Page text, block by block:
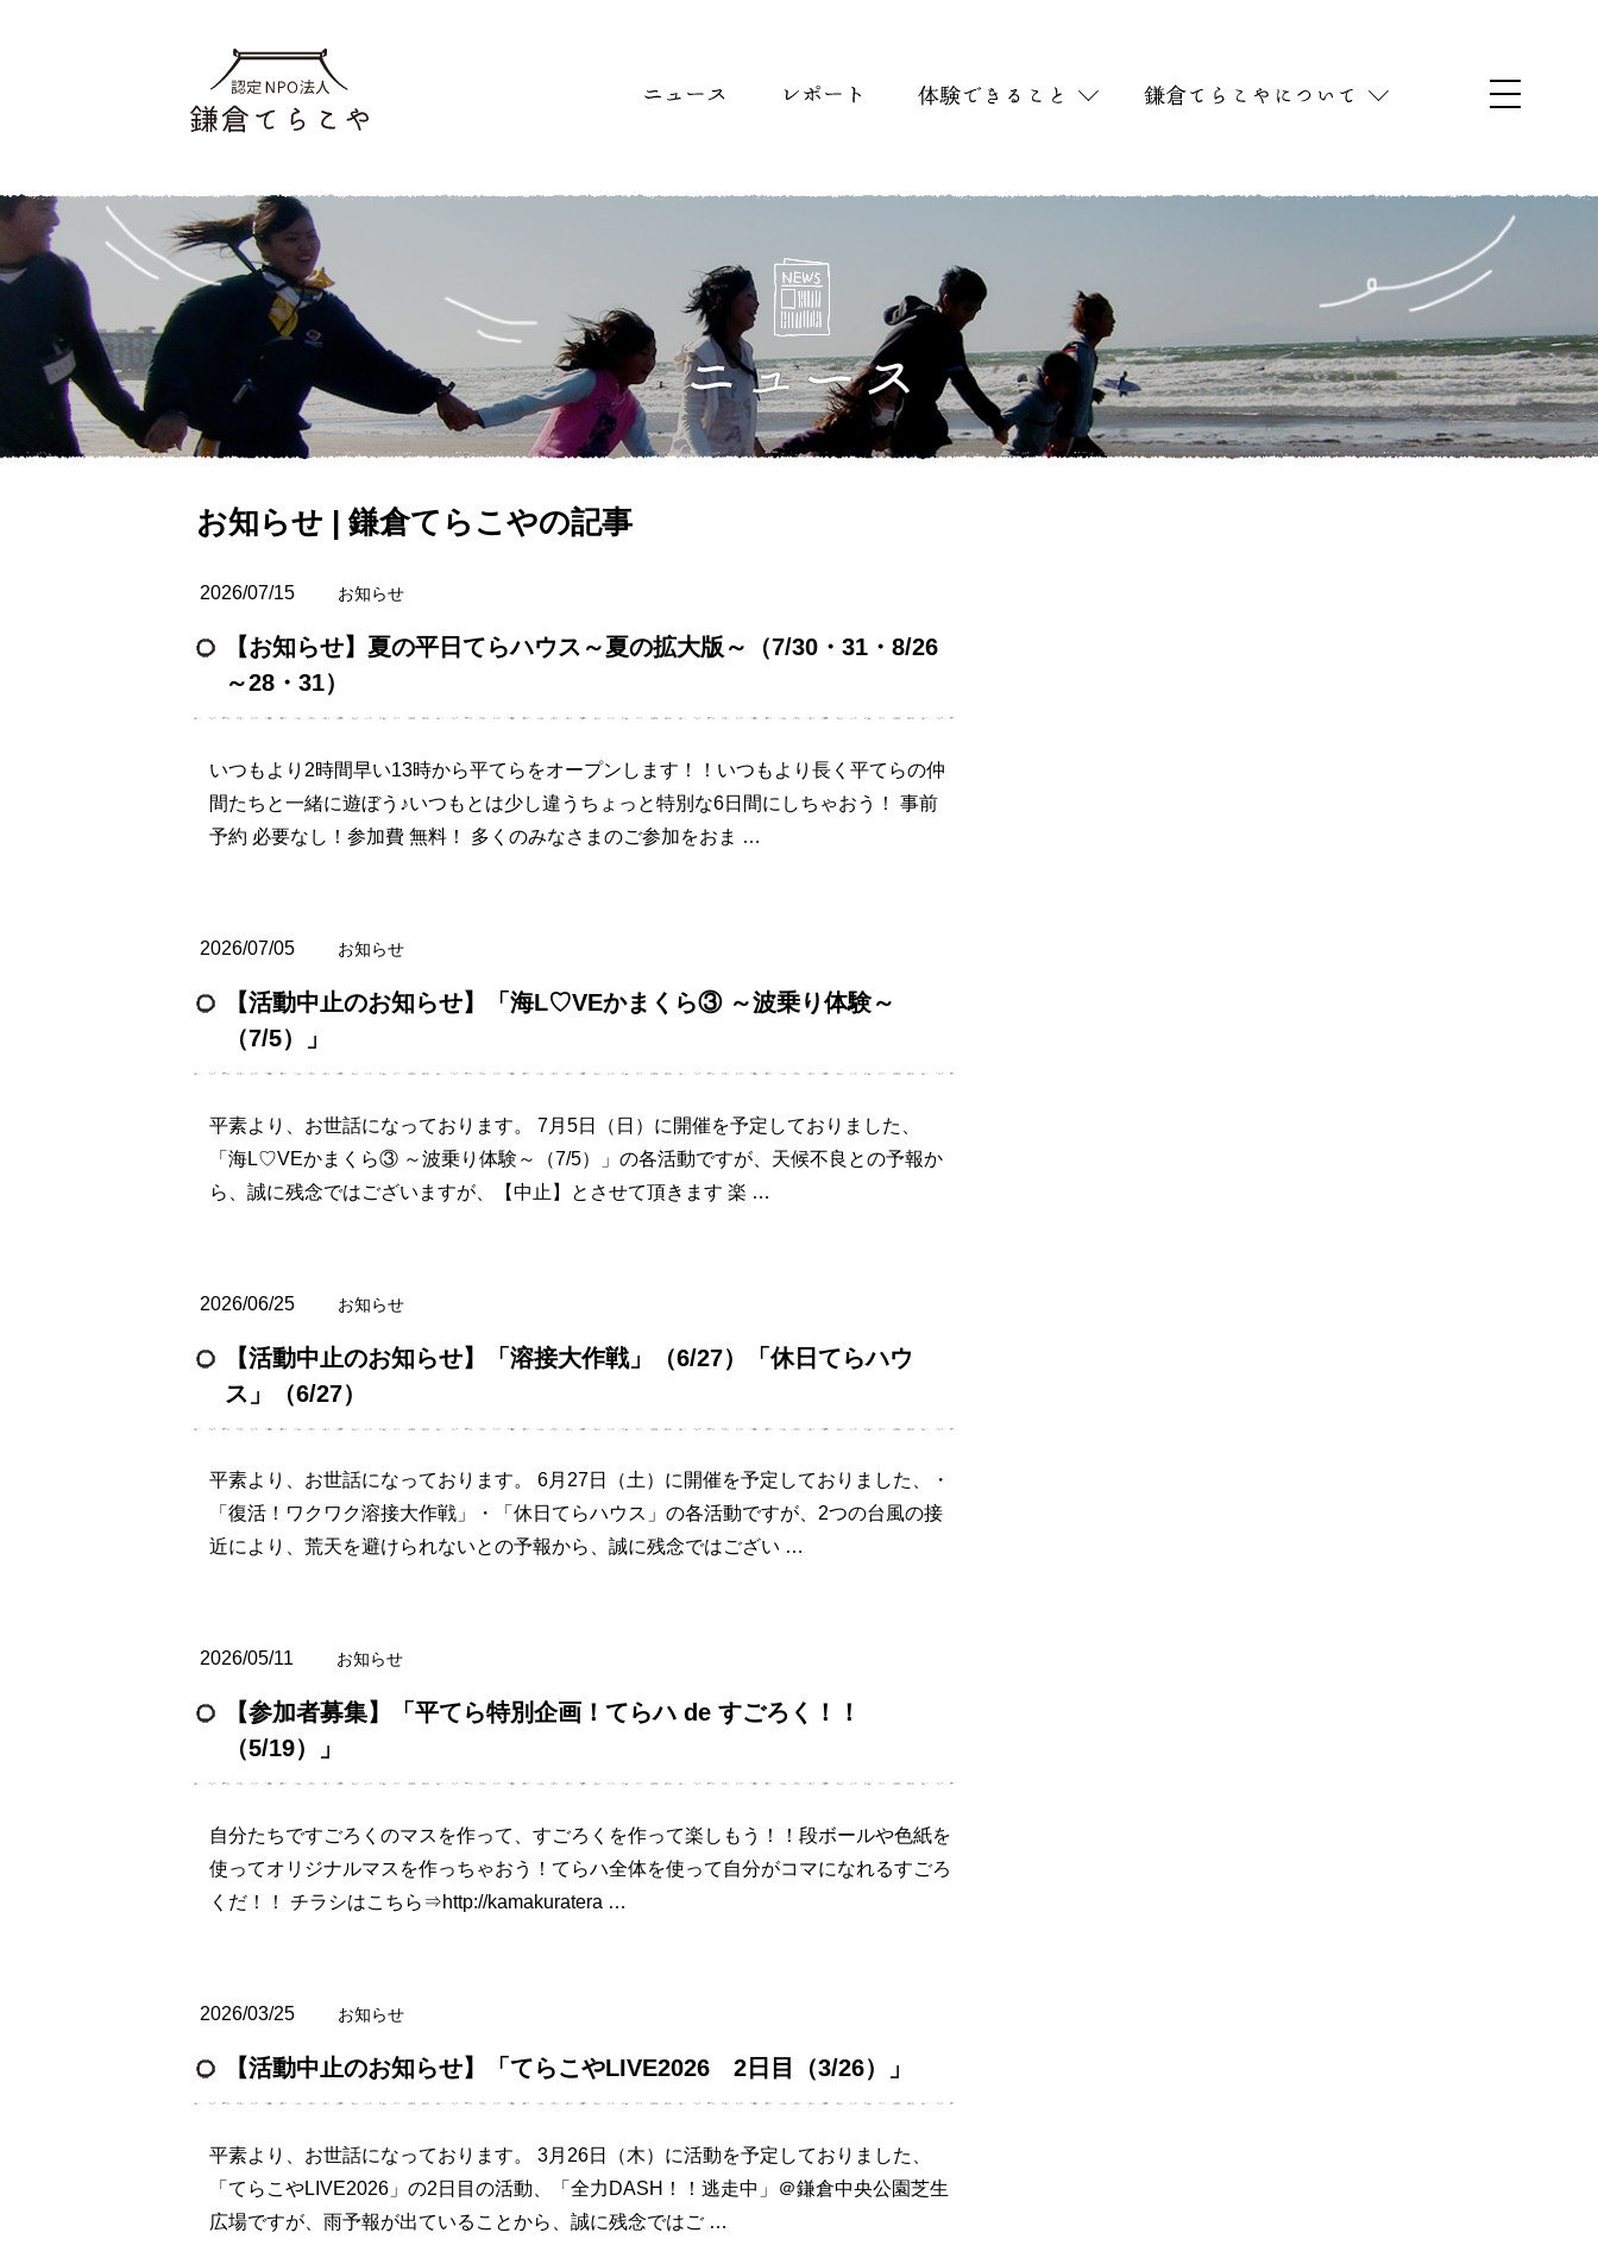
お知らせ | 鎌倉てらこやの記事
2026/07/15 お知らせ
【お知らせ】夏の平日てらハウス～夏の拡大版～（7/30・31・8/26
～28・31）
いつもより2時間早い13時から平てらをオープンします！！いつもより長く平てらの仲
間たちと一緒に遊ぼう♪いつもとは少し違うちょっと特別な6日間にしちゃおう！ 事前
予約 必要なし！参加費 無料！ 多くのみなさまのご参加をおま …
2026/07/05 お知らせ
【活動中止のお知らせ】「海L♡VEかまくら③ ～波乗り体験～
（7/5）」
平素より、お世話になっております。 7月5日（日）に開催を予定しておりました、
「海L♡VEかまくら③ ～波乗り体験～（7/5）」の各活動ですが、天候不良との予報か
ら、誠に残念ではございますが、【中止】とさせて頂きます 楽 …
2026/06/25 お知らせ
【活動中止のお知らせ】「溶接大作戦」（6/27）「休日てらハウ
ス」（6/27）
平素より、お世話になっております。 6月27日（土）に開催を予定しておりました、・
「復活！ワクワク溶接大作戦」・「休日てらハウス」の各活動ですが、2つの台風の接
近により、荒天を避けられないとの予報から、誠に残念ではござい …
2026/05/11 お知らせ
【参加者募集】「平てら特別企画！てらハ de すごろく！！
（5/19）」
自分たちですごろくのマスを作って、すごろくを作って楽しもう！！段ボールや色紙を
使ってオリジナルマスを作っちゃおう！てらハ全体を使って自分がコマになれるすごろ
くだ！！ チラシはこちら⇒http://kamakuratera …
2026/03/25 お知らせ
【活動中止のお知らせ】「てらこやLIVE2026 2日目（3/26）」
平素より、お世話になっております。 3月26日（木）に活動を予定しておりました、
「てらこやLIVE2026」の2日目の活動、「全力DASH！！逃走中」＠鎌倉中央公園芝生
広場ですが、雨予報が出ていることから、誠に残念ではご …